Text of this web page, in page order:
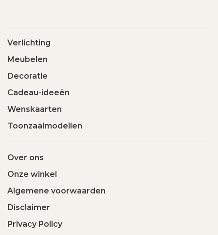
Verlichting
Meubelen
Decoratie
Cadeau-ideeën
Wenskaarten
Toonzaalmodellen
Over ons
Onze winkel
Algemene voorwaarden
Disclaimer
Privacy Policy